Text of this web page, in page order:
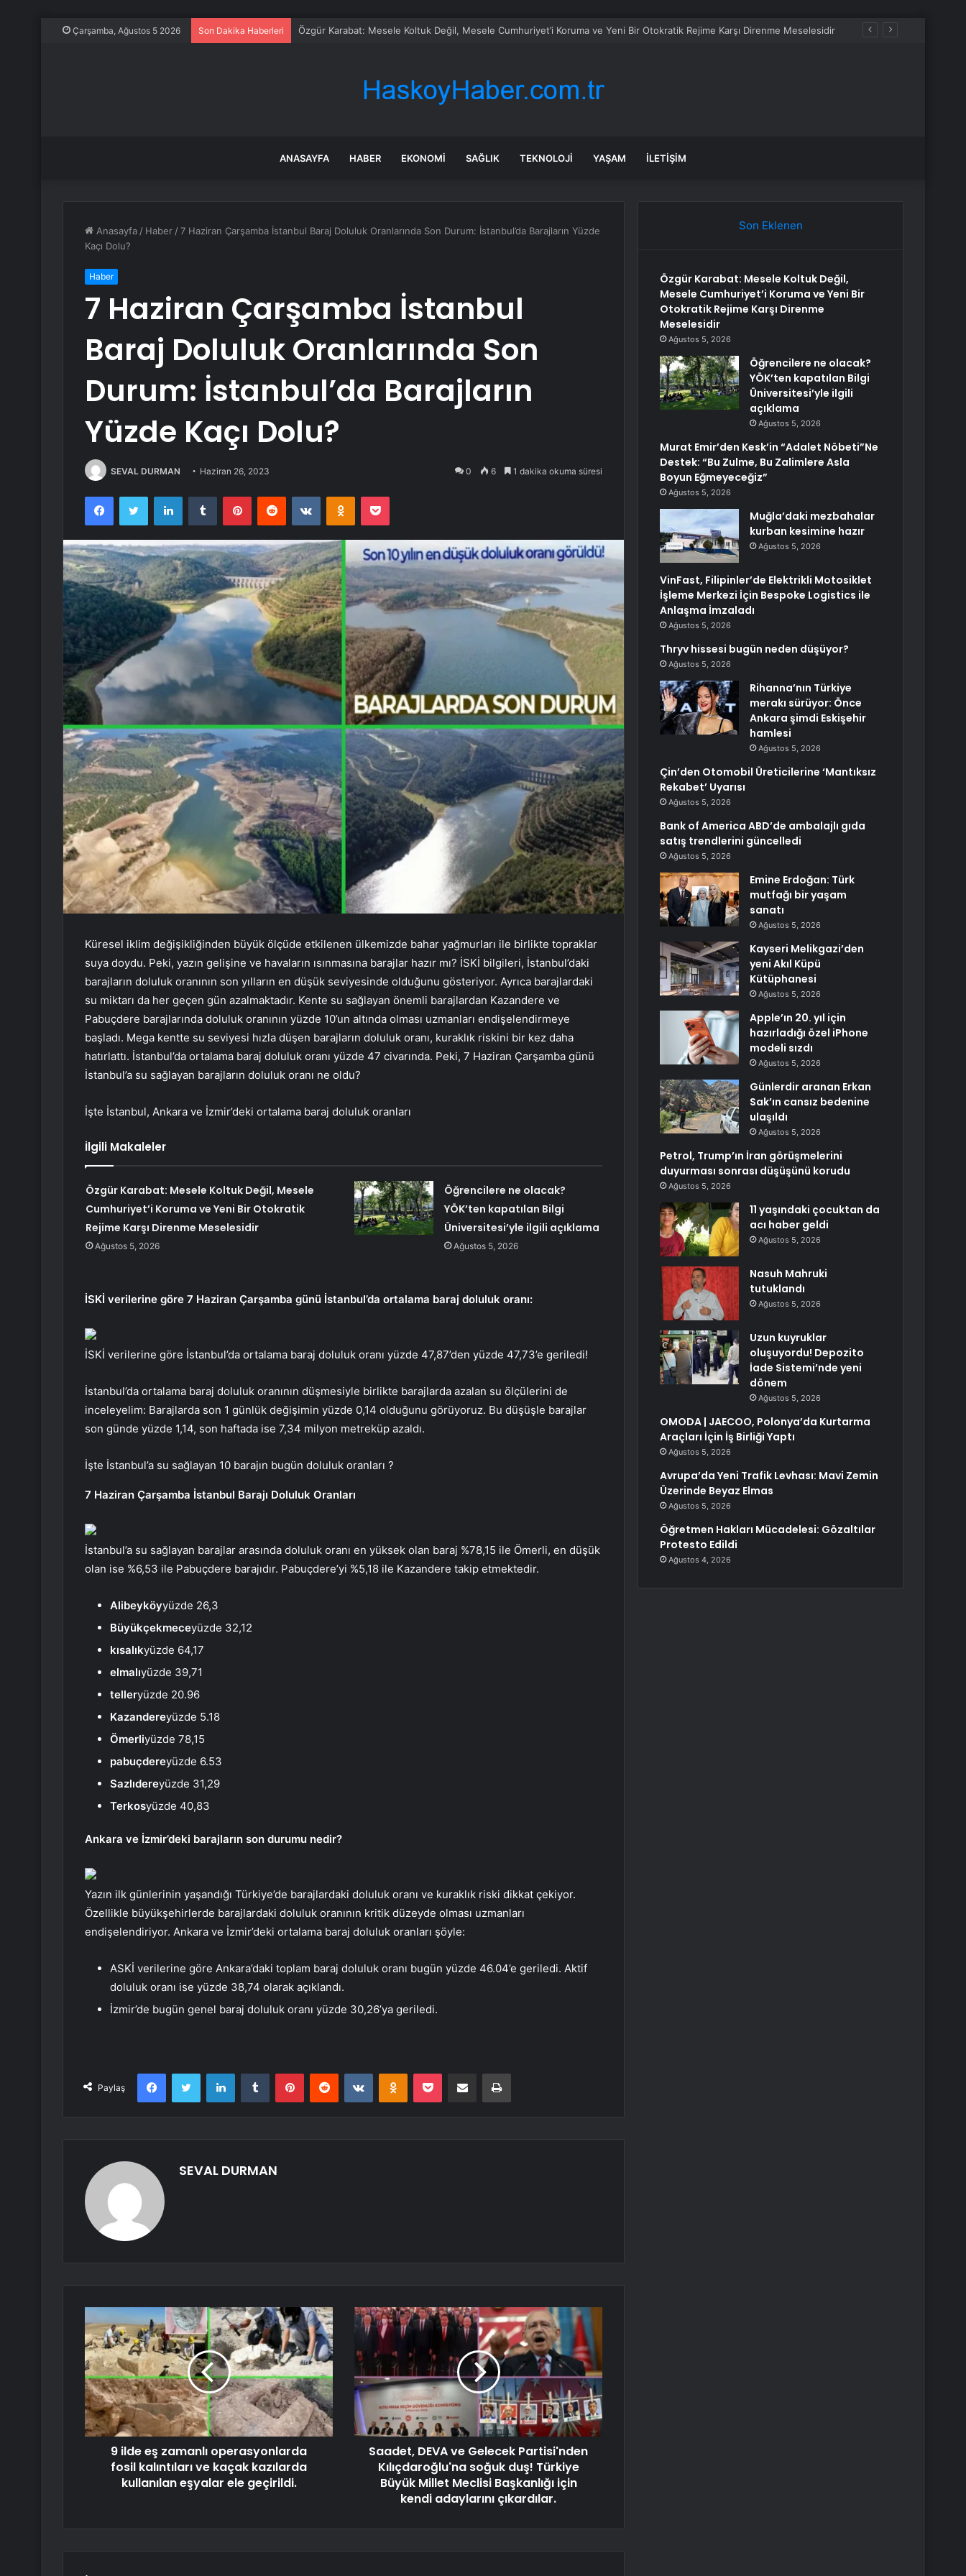
Çarşamba, Ağustos 5 2026 Son Dakika Haberleri Öğrencilere ne olacak? YÖK’ten kapatılan Bilgi Üniversitesi’yle ilgili açıklama
ANASAYFA HABER EKONOMI SAĞLIK TEKNOLOJI YAŞAM İLETIŞIM
Anasayfa / Haber /7 Haziran Çarşamba İstanbul Baraj Doluluk Oranlarında Son Durum: İstanbul’da Barajların Yüzde
Kaçı Dolu?
Haber
7 Haziran Çarşamba İstanbul
Baraj Doluluk Oranlarında Son
Durum: İstanbul’da Barajların
Yüzde Kaçı Dolu?
SEVAL DURMAN Haziran 26, 2023 0 6 1 dakika okuma süresi
FacebookTwitter LinkedInTumblr PinterestReddit VKontakteOdnoklassniki
Pocket
Küresel iklim değişikliğinden büyük ölçüde etkilenen ülkemizde bahar yağmurları ile birlikte topraklar
suya doydu. Peki, yazın gelişine ve havaların ısınmasına barajlar hazır mı? İSKİ bilgileri, İstanbul’daki
barajların doluluk oranının son yılların en düşük seviyesinde olduğunu gösteriyor. Ayrıca barajlardaki
su miktarı da her geçen gün azalmaktadır. Kente su sağlayan önemli barajlardan Kazandere ve
Pabuçdere barajlarında doluluk oranının yüzde 10’un altında olması uzmanları endişelendirmeye
başladı. Mega kentte su seviyesi hızla düşen barajların doluluk oranı, kuraklık riskini bir kez daha
hatırlattı. İstanbul’da ortalama baraj doluluk oranı yüzde 47 civarında. Peki, 7 Haziran Çarşamba günü
İstanbul’a su sağlayan barajların doluluk oranı ne oldu?
İşte İstanbul, Ankara ve İzmir’deki ortalama baraj doluluk oranları
İlgili Makaleler
Özgür Karabat: Mesele Koltuk Değil, Mesele
Cumhuriyet’i Koruma ve Yeni Bir Otokratik
Rejime Karşı Direnme Meselesidir
Ağustos 5, 2026
Öğrencilere ne olacak?
YÖK’ten kapatılan Bilgi
Üniversitesi’yle ilgili açıklama
Ağustos 5, 2026
İSKİ verilerine göre 7 Haziran Çarşamba günü İstanbul’da ortalama baraj doluluk oranı:
İSKİ verilerine göre İstanbul’da ortalama baraj doluluk oranı yüzde 47,87’den yüzde 47,73’e geriledi!
İstanbul’da ortalama baraj doluluk oranının düşmesiyle birlikte barajlarda azalan su ölçülerini de
inceleyelim: Barajlarda son 1 günlük değişimin yüzde 0,14 olduğunu görüyoruz. Bu düşüşle barajlar
son günde yüzde 1,14, son haftada ise 7,34 milyon metreküp azaldı.
İşte İstanbul’a su sağlayan 10 barajın bugün doluluk oranları ?
7 Haziran Çarşamba İstanbul Barajı Doluluk Oranları
İstanbul’a su sağlayan barajlar arasında doluluk oranı en yüksek olan baraj %78,15 ile Ömerli, en düşük
olan ise %6,53 ile Pabuçdere barajıdır. Pabuçdere’yi %5,18 ile Kazandere takip etmektedir.
Alibeyköyyüzde 26,3
Büyükçekmeceyüzde 32,12
kısalıkyüzde 64,17
elmalıyüzde 39,71
telleryüzde 20.96
Kazandereyüzde 5.18
Ömerliyüzde 78,15
pabuçdereyüzde 6.53
Sazlıdereyüzde 31,29
Terkosyüzde 40,83
Ankara ve İzmir’deki barajların son durumu nedir?
Yazın ilk günlerinin yaşandığı Türkiye’de barajlardaki doluluk oranı ve kuraklık riski dikkat çekiyor.
Özellikle büyükşehirlerde barajlardaki doluluk oranının kritik düzeyde olması uzmanları
endişelendiriyor. Ankara ve İzmir’deki ortalama baraj doluluk oranları şöyle:
ASKİ verilerine göre Ankara’daki toplam baraj doluluk oranı bugün yüzde 46.04’e geriledi. Aktif
doluluk oranı ise yüzde 38,74 olarak açıklandı.
İzmir’de bugün genel baraj doluluk oranı yüzde 30,26’ya geriledi.
Paylaş
FacebookTwitter LinkedInTumblr PinterestReddit VKontakteOdnoklassniki
Pocket E-Posta ile paylaş Yazdır
SEVAL DURMAN
9 ilde eş zamanlı operasyonlarda
fosil kalıntıları ve kaçak kazılarda
kullanılan eşyalar ele geçirildi.
Saadet, DEVA ve Gelecek Partisi'nden
Kılıçdaroğlu'na soğuk duş! Türkiye
Büyük Millet Meclisi Başkanlığı için
kendi adaylarını çıkardılar.
Son Eklenen
Özgür Karabat: Mesele Koltuk Değil,
Mesele Cumhuriyet’i Koruma ve Yeni Bir
Otokratik Rejime Karşı Direnme
Meselesidir
Ağustos 5, 2026
Öğrencilere ne olacak?
YÖK’ten kapatılan Bilgi
Üniversitesi’yle ilgili
açıklama
Ağustos 5, 2026
Murat Emir’den Kesk’in “Adalet Nöbeti”Ne
Destek: “Bu Zulme, Bu Zalimlere Asla
Boyun Eğmeyeceğiz”
Ağustos 5, 2026
Muğla’daki mezbahalar
kurban kesimine hazır
Ağustos 5, 2026
VinFast, Filipinler’de Elektrikli Motosiklet
İşleme Merkezi İçin Bespoke Logistics ile
Anlaşma İmzaladı
Ağustos 5, 2026
Thryv hissesi bugün neden düşüyor?
Ağustos 5, 2026
Rihanna’nın Türkiye
merakı sürüyor: Önce
Ankara şimdi Eskişehir
hamlesi
Ağustos 5, 2026
Çin’den Otomobil Üreticilerine ‘Mantıksız
Rekabet’ Uyarısı
Ağustos 5, 2026
Bank of America ABD’de ambalajlı gıda
satış trendlerini güncelledi
Ağustos 5, 2026
Emine Erdoğan: Türk
mutfağı bir yaşam
sanatı
Ağustos 5, 2026
Kayseri Melikgazi’den
yeni Akıl Küpü
Kütüphanesi
Ağustos 5, 2026
Apple’ın 20. yıl için
hazırladığı özel iPhone
modeli sızdı
Ağustos 5, 2026
Günlerdir aranan Erkan
Sak’ın cansız bedenine
ulaşıldı
Ağustos 5, 2026
Petrol, Trump’ın İran görüşmelerini
duyurması sonrası düşüşünü korudu
Ağustos 5, 2026
11 yaşındaki çocuktan da
acı haber geldi
Ağustos 5, 2026
Nasuh Mahruki
tutuklandı
Ağustos 5, 2026
Uzun kuyruklar
oluşuyordu! Depozito
İade Sistemi’nde yeni
dönem
Ağustos 5, 2026
OMODA | JAECOO, Polonya’da Kurtarma
Araçları İçin İş Birliği Yaptı
Ağustos 5, 2026
Avrupa’da Yeni Trafik Levhası: Mavi Zemin
Üzerinde Beyaz Elmas
Ağustos 5, 2026
Öğretmen Hakları Mücadelesi: Gözaltılar
Protesto Edildi
Ağustos 4, 2026